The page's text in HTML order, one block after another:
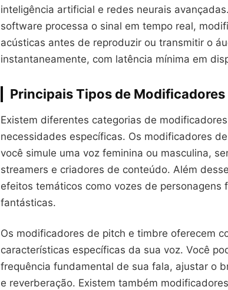
inteligência artificial e redes neurais
software processa o sinal em tempo real,
acústicas antes de reproduzir ou transmitir o
instantaneamente, com latência mínima em
Principais Tipos de
Existem diferentes categorias de
necessidades específicas. Os modificadores
você simule uma voz feminina ou masculina,
streamers e criadores de conteúdo. Além
efeitos temáticos como vozes de personagens
fantásticas.
Os modificadores de pitch e timbre oferecem
características específicas da sua voz. Você
frequência fundamental de sua fala, ajustar o
e reverberação. Existem também